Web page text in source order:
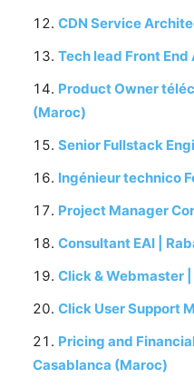
CDN Service
Tech lead Front
Product Owner
(Maroc)
Senior Fullstack
Ingénieur technico
Project Manager
Consultant EAI |
Click & Webmaster
Click User Support
Pricing and
Casablanca (Maroc)